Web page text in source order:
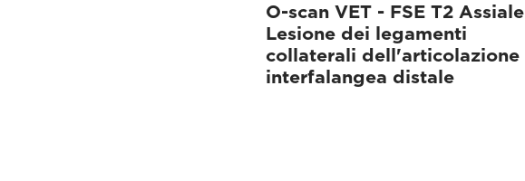
O-scan VET - FSE T2 Assiale
Lesione dei legamenti
collaterali dell'articolazione
interfalangea distale